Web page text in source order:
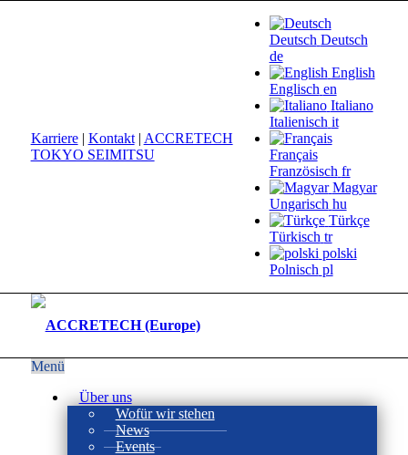
Deutsch Deutsch
de
English
Englisch en
Italiano
Italienisch it
Français
Französisch fr
Magyar
Ungarisch hu
Türkçe
Türkisch tr
polski
Polnisch pl
Karriere| Kontakt| ACCRETECH
TOKYO SEIMITSU
Menü
Über uns
Wofür wir stehen
News
Events